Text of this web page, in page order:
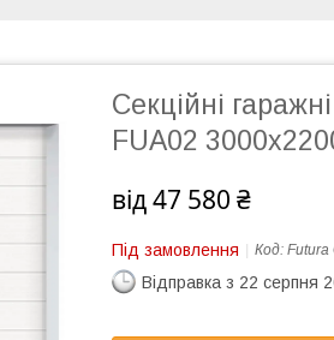
Секційні
FUA02
від47 580 ₴
Під замовлення Код: Futura
Відправка з 22 серпня